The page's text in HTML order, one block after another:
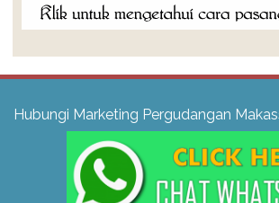
Hubungi Marketing Pergudangan